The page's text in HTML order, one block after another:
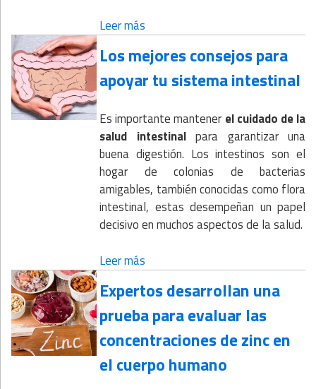
Leer más
Los mejores consejos para
apoyar tu sistema intestinal
Es importante mantener el cuidado de la
salud intestinalpara garantizar una
buena digestión. Los intestinos son el
hogar de colonias de bacterias
amigables, también conocidas como flora
intestinal, estas desempeñan un papel
decisivo en muchos aspectos de la salud.
Leer más
Expertos desarrollan una
prueba para evaluar las
concentraciones de zinc en
el cuerpo humano